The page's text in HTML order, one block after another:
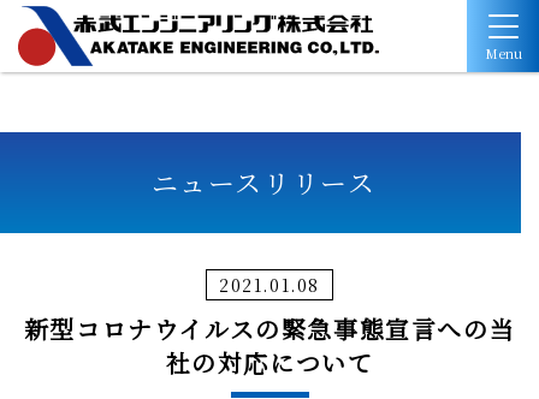
Menu
ニュースリリース
2021.01.08
新型コロナウイルスの緊急事態宣言への当
社の対応について